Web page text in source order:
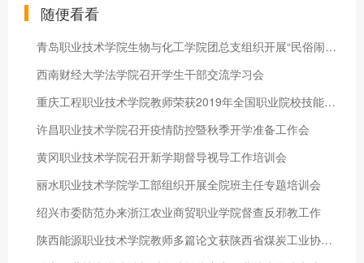
随便看看
青岛职业技术学院生物与化工学院团总支组织开展“民俗闹新春，文化群英荟”社会实践活动
西南财经大学法学院召开学生干部交流学习会
重庆工程职业技术学院教师荣获2019年全国职业院校技能大赛教学能力比赛三等奖
许昌职业技术学院召开疫情防控暨秋季开学准备工作会
黄冈职业技术学院召开新学期督导视导工作培训会
丽水职业技术学院学工部组织开展全院班主任专题培训会
绍兴市委防范办来浙江农业商贸职业学院督查反邪教工作
陕西能源职业技术学院教师多篇论文获陕西省煤炭工业协会政研会优